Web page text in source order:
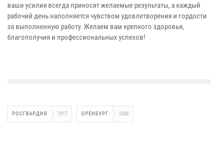
ваши усилия всегда приносят желаемые результаты, а каждый
рабочий день наполняется чувством удовлетворения и гордости
за выполненную работу. Желаем вам крепкого здоровья,
благополучия и профессиональных успехов!
РОСГВАРДИЯ 1917 ОРЕНБУРГ 1038